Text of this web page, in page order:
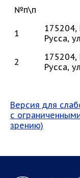
№п\п
1
175204,
Русса,
2
175204,
Русса,
Версия для
с
зрению)